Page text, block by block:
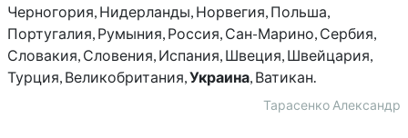
Черногория, Нидерланды, Норвегия, Польша,
Португалия, Румыния, Россия, Сан-Марино, Сербия,
Словакия, Словения, Испания, Швеция, Швейцария,
Турция, Великобритания,Украина, Ватикан.
Тарасенко Александр